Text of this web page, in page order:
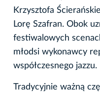
Krzysztofa
Lorę Szafran. Obok
festiwalowych
młodsi wykonawcy
współczesnego jazzu.
Tradycyjnie ważną